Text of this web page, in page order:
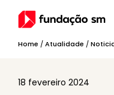
Home /Atualidade /
18 fevereiro 2024